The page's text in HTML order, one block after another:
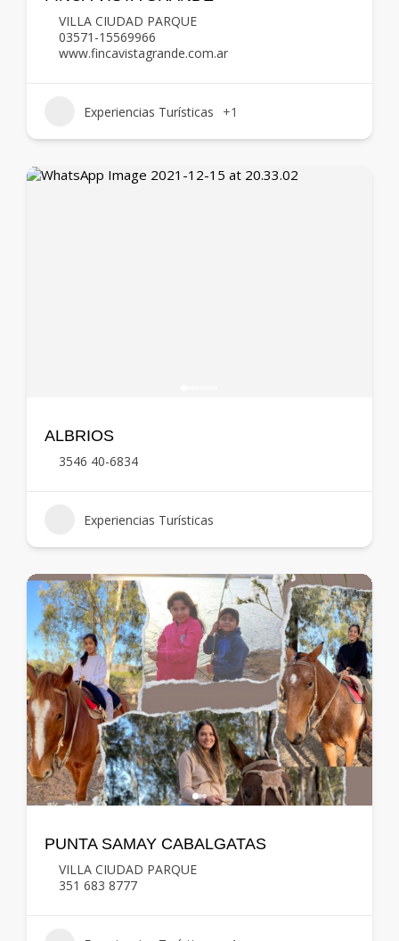
VILLA CIUDAD PARQUE
03571-15569966
www.fincavistagrande.com.ar
Experiencias Turísticas +1
ALBRIOS
3546 40-6834
Experiencias Turísticas
PUNTA SAMAY CABALGATAS
VILLA CIUDAD PARQUE
351 683 8777